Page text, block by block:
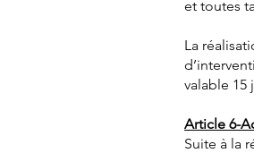
et toutes
La
valable 15
Article 6-
Suite à la